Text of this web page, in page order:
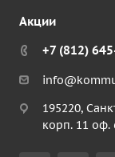
Акции
+7 (812)
195220,
корп. 11 оф.